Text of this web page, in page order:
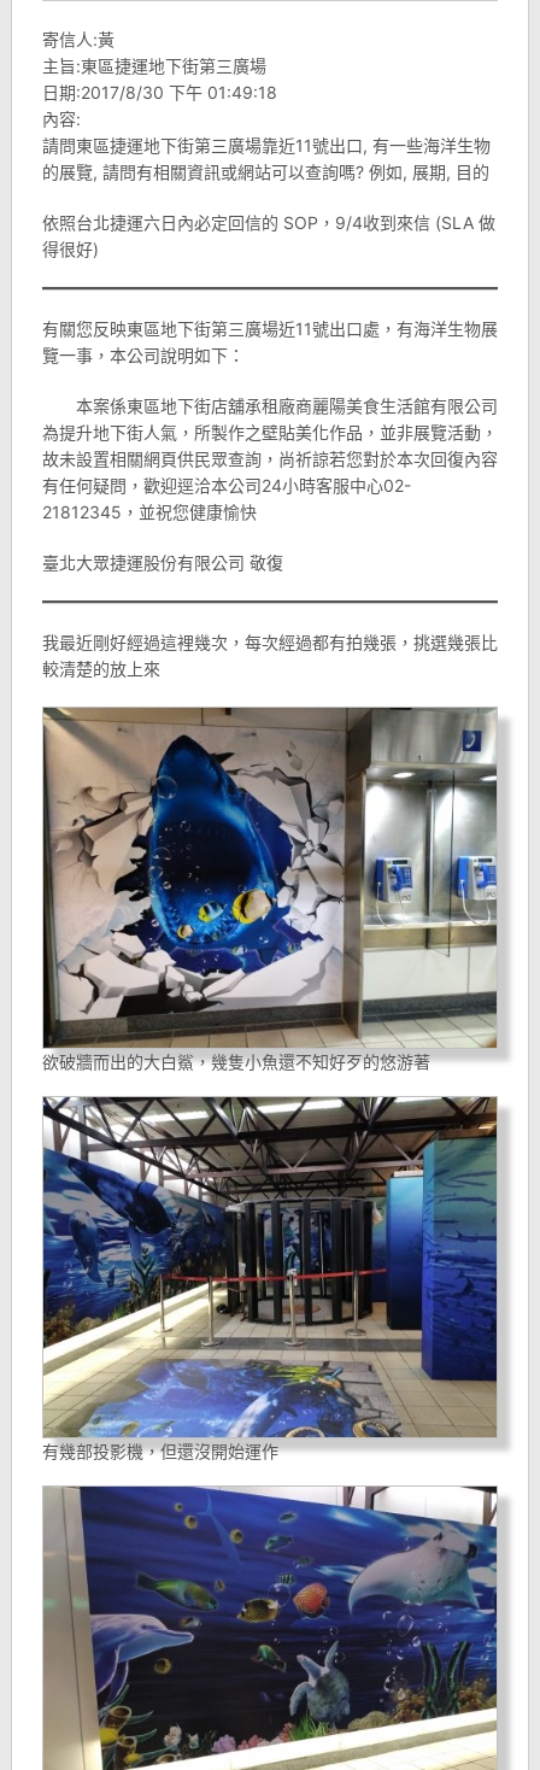
寄信人:黃
主旨:東區捷運地下街第三廣場
日期:2017/8/30 下午 01:49:18
內容:
請問東區捷運地下街第三廣場靠近11號出口, 有一些海洋生物
的展覽, 請問有相關資訊或網站可以查詢嗎? 例如, 展期, 目的
依照台北捷運六日內必定回信的 SOP，9/4收到來信 (SLA 做
得很好)
有關您反映東區地下街第三廣場近11號出口處，有海洋生物展
覽一事，本公司說明如下：
本案係東區地下街店舖承租廠商麗陽美食生活館有限公司
為提升地下街人氣，所製作之壁貼美化作品，並非展覽活動，
故未設置相關網頁供民眾查詢，尚祈諒若您對於本次回復內容
有任何疑問，歡迎逕洽本公司24小時客服中心02-
21812345，並祝您健康愉快
臺北大眾捷運股份有限公司 敬復
我最近剛好經過這裡幾次，每次經過都有拍幾張，挑選幾張比
較清楚的放上來
欲破牆而出的大白鯊，幾隻小魚還不知好歹的悠游著
有幾部投影機，但還沒開始運作